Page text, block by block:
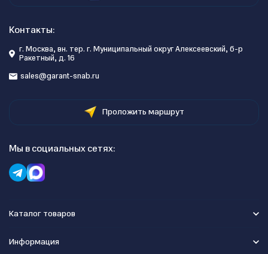
Контакты:
г. Москва, вн. тер. г. Муниципальный округ Алексеевский, б-р
Ракетный, д. 16
sales@garant-snab.ru
Проложить маршрут
Мы в социальных сетях:
Каталог товаров
Информация